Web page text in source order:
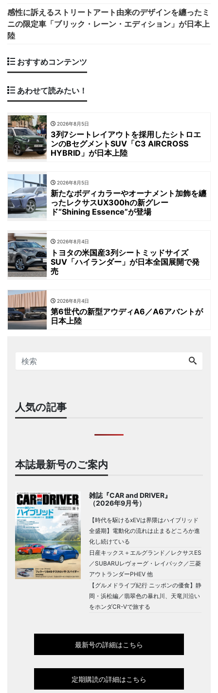
感性に訴えるストリートアート由来のデザインを纏ったミ
ニの限定車「ブリック・レーン・エディション」が日本上
陸
おすすめコンテンツ
あわせて読みたい！
2026年8月5日
3列7シートレイアウトを採用したシトロエ
ンのBセグメントSUV「C3 AIRCROSS
HYBRID」が日本上陸
2026年8月5日
新たなボディカラーやオーナメント加飾を纏
ったレクサスUX300hの新グレー
ド“Shining Essence”が登場
2026年8月4日
トヨタの米国産3列シートミッドサイズ
SUV「ハイランダー」が日本全国展開で発
売
2026年8月4日
第6世代の新型アウディA6／A6アバントが
日本上陸
人気の記事
本誌最新号のご案内
雑誌『CAR and DRIVER』
（2026年9月号）
【時代を駆けるxEVは界隈はハイブリッド
全盛期】電動化の流れは止まるどころか進
化し続けている
日産キックス＋エルグランド／レクサスES
／SUBARUレヴォーグ・レイバック／三菱
アウトランダーPHEV 他
【グルメドライブ紀行 ニッポンの優食】静
岡・浜松編／翡翠色の暴れ川、天竜川沿い
をホンダCR-Vで旅する
最新号の詳細はこちら
定期購読の詳細はこちら